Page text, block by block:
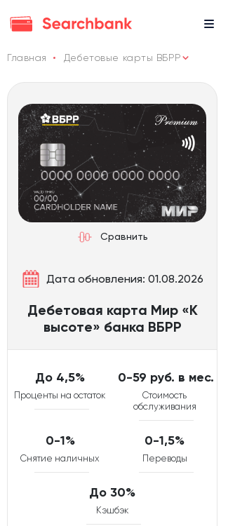
Главная Дебетовые карты ВБРР
Сравнить
Дата обновления: 01.08.2026
Дебетовая карта Мир «К
высоте» банка ВБРР
До 4,5%
Проценты на остаток
0-59 руб. в мес.
Стоимость
обслуживания
0-1%
Снятие наличных
0-1,5%
Переводы
До 30%
Кэшбэк